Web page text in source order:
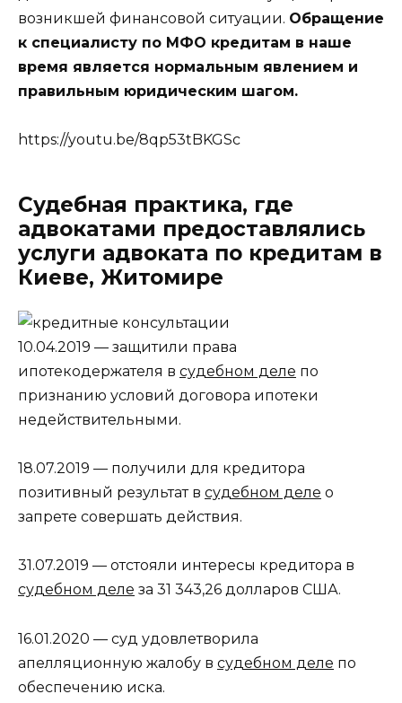
возникшей финансовой ситуации. Обращение
к специалисту по МФО кредитам в наше
время является нормальным явлением и
правильным юридическим шагом.
https://youtu.be/8qp53tBKGSc
Судебная практика, где
адвокатами предоставлялись
услуги адвоката по кредитам в
Киеве, Житомире
10.04.2019 — защитили права
ипотекодержателя в судебном деле по
признанию условий договора ипотеки
недействительными.
18.07.2019 — получили для кредитора
позитивный результат в судебном деле о
запрете совершать действия.
31.07.2019 — отстояли интересы кредитора в
судебном деле за 31 343,26 долларов США.
16.01.2020 — суд удовлетворила
апелляционную жалобу в судебном деле по
обеспечению иска.